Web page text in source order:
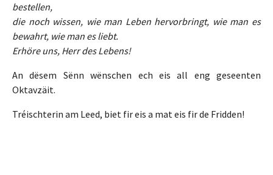
bestellen,
die noch wissen, wie man Leben hervorbringt, wie man es
bewahrt, wie man es liebt.
Erhöre uns, Herr des Lebens!
An dësem Sënn wënschen ech eis all eng geseenten
Oktavzäit.
Tréischterin am Leed, biet fir eis a mat eis fir de Fridden!